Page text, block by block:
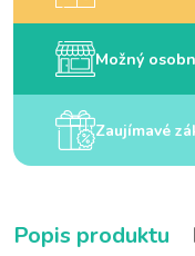
Možný
Zaujímavé
Popis produktu